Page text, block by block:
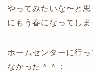
やってみたいな〜と
にもう春になってしま
ホームセンターに行
なかった＾＾；